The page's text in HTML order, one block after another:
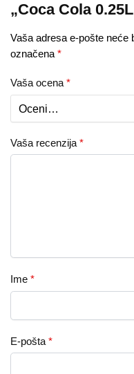
„Coca Cola
Vaša adresa e-pošte neće
označena *
Vaša ocena *
Vaša recenzija *
Ime *
E-pošta *